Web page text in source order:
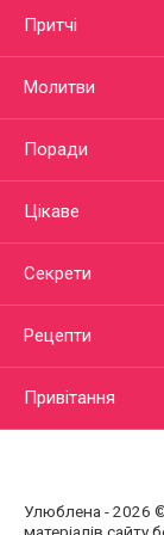
Притчі
Молитви
Поради
Цікаве
Секрети
Рецепти
Привітання
Улюблена - 2026